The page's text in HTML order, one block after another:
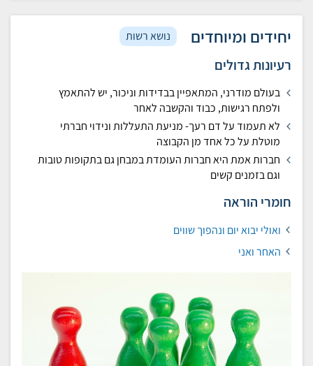
יחידים ומיוחדים נושא רשות
רעיונות גדולים
בעולם מודרני, המתאפיין בבדידות וניכור, יש להתאמץ
ולפתח רגישות, כבוד והקשבה לאחר
לא תעמוד על דם רעך- מניעת התעללות ונידוי חברתי
מוטלת על כל אחד מן הקבוצה
חברות אמת היא חברות העומדת במבחן גם בתקופות טובות
וגם בזמנים קשים
חומרי הוראה
ואולי יבוא יום ונהפוך שווים
האחר ואני